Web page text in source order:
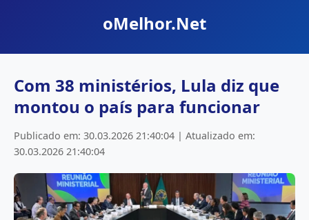
oMelhor.Net
Com 38 ministérios, Lula diz que
montou o país para funcionar
Publicado em: 30.03.2026 21:40:04 | Atualizado em:
30.03.2026 21:40:04